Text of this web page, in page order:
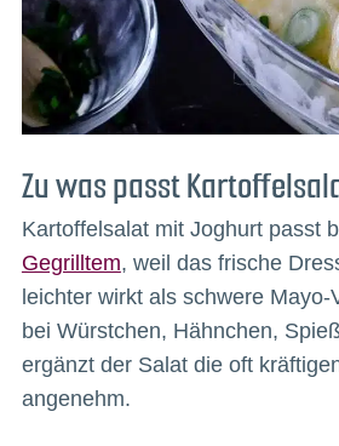
Zu was passt
Kartoffelsalat mit Joghurt passt
Gegrilltem, weil das frische
leichter wirkt als schwere Mayo-
bei Würstchen, Hähnchen,
ergänzt der Salat die oft
angenehm.